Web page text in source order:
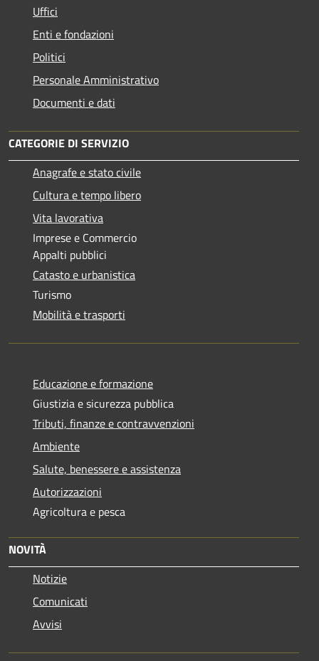
Uffici
Enti e fondazioni
Politici
Personale Amministrativo
Documenti e dati
CATEGORIE DI SERVIZIO
Anagrafe e stato civile
Cultura e tempo libero
Vita lavorativa
Imprese e Commercio
Appalti pubblici
Catasto e urbanistica
Turismo
Mobilità e trasporti
Educazione e formazione
Giustizia e sicurezza pubblica
Tributi, finanze e contravvenzioni
Ambiente
Salute, benessere e assistenza
Autorizzazioni
Agricoltura e pesca
NOVITÀ
Notizie
Comunicati
Avvisi